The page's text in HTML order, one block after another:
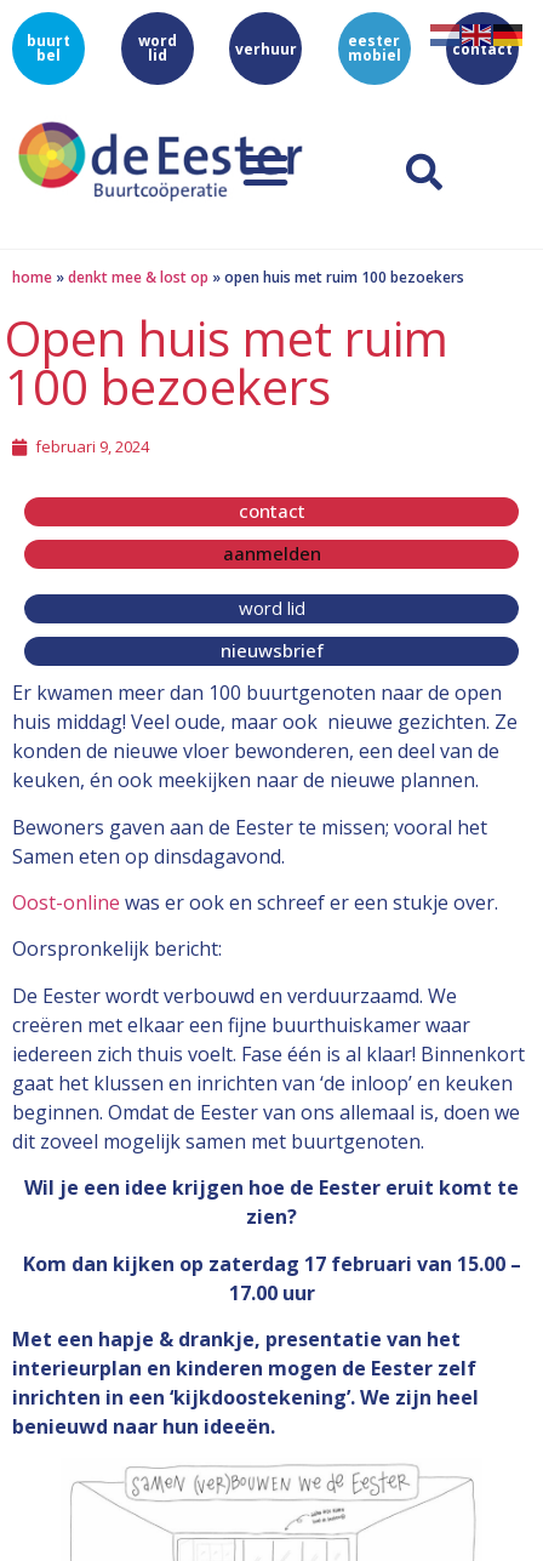
buurt
bel
word
lid verhuur eester
mobiel contact
home »denkt mee & lost op »open huis met ruim 100 bezoekers
Open huis met ruim
100 bezoekers
februari 9, 2024
contact
aanmelden
word lid
nieuwsbrief
Er kwamen meer dan 100 buurtgenoten naar de open
huis middag! Veel oude, maar ook nieuwe gezichten. Ze
konden de nieuwe vloer bewonderen, een deel van de
keuken, én ook meekijken naar de nieuwe plannen.
Bewoners gaven aan de Eester te missen; vooral het
Samen eten op dinsdagavond.
Oost-online was er ook en schreef er een stukje over.
Oorspronkelijk bericht:
De Eester wordt verbouwd en verduurzaamd. We
creëren met elkaar een fijne buurthuiskamer waar
iedereen zich thuis voelt. Fase één is al klaar! Binnenkort
gaat het klussen en inrichten van ‘de inloop’ en keuken
beginnen. Omdat de Eester van ons allemaal is, doen we
dit zoveel mogelijk samen met buurtgenoten.
Wil je een idee krijgen hoe de Eester eruit komt te
zien?
Kom dan kijken op zaterdag 17 februari van 15.00 –
17.00 uur
Met een hapje & drankje, presentatie van het
interieurplan en kinderen mogen de Eester zelf
inrichten in een ‘kijkdoostekening’. We zijn heel
benieuwd naar hun ideeën.